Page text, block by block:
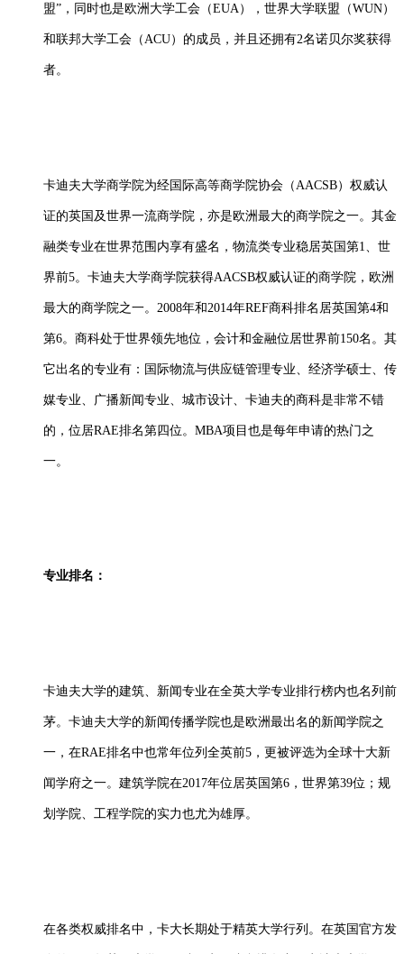
盟”，同时也是欧洲大学工会（EUA），世界大学联盟（WUN）
和联邦大学工会（ACU）的成员，并且还拥有2名诺贝尔奖获得
者。
卡迪夫大学商学院为经国际高等商学院协会（ AACSB）权威认
证的英国及世界一流商学院，亦是欧洲最大的商学院之一。其金
融类专业在世界范围内享有盛名，物流类专业稳居英国第1、世
界前5。 卡迪夫大学商学院获得AACSB权威认证的商学院，欧洲
最大的商学院之一。2008年和2014年REF商科排名居英国第4和
第6。商科处于世界领先地位，会计和金融位居世界前150名。其
它出名的专业有：国际物流与供应链管理专业、经济学硕士、传
媒专业、广播新闻专业、城市设计、卡迪夫的商科是非常不错
的，位居RAE排名第四位。MBA项目也是每年申请的热门之
一。
专业排名：
卡迪夫大学的建筑、新闻专业在全英大学专业排行榜内也名列前
茅。卡迪夫大学的新闻传播学院也是欧洲最出名的新闻学院之
一，在RAE排名中也常年位列全英前5，更被评选为全球十大新
闻学府之一。建筑学院在2017年位居英国第6，世界第39位；规
划学院、工程学院的实力也尤为雄厚。
在各类权威排名中，卡大长期处于精英大学行列。在英国官方发